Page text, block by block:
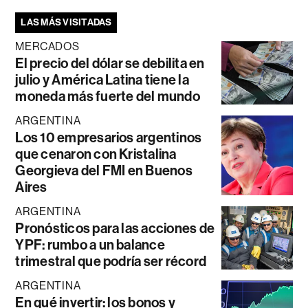
LAS MÁS VISITADAS
MERCADOS
El precio del dólar se debilita en
julio y América Latina tiene la
moneda más fuerte del mundo
ARGENTINA
Los 10 empresarios argentinos
que cenaron con Kristalina
Georgieva del FMI en Buenos
Aires
ARGENTINA
Pronósticos para las acciones de
YPF: rumbo a un balance
trimestral que podría ser récord
ARGENTINA
En qué invertir: los bonos y